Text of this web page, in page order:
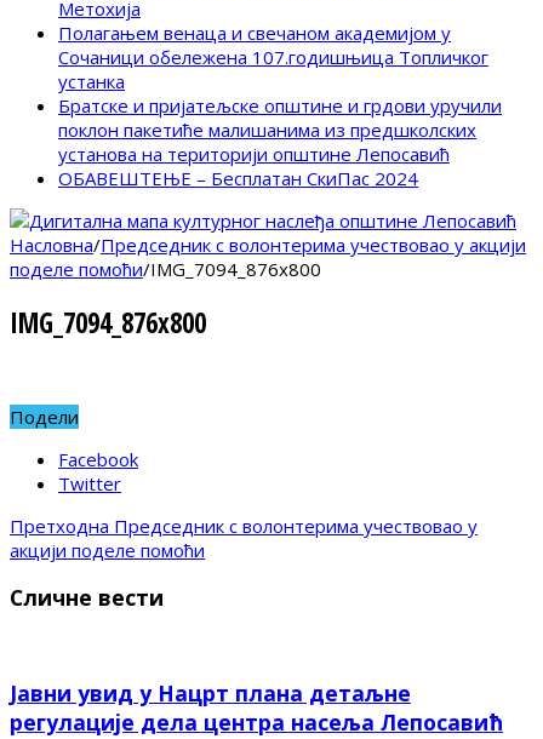
Метохија
Полагањем венаца и свечаном академијом у
Сочаници обележена 107.годишњица Топличког
устанка
Братске и пријатељске општине и грдови уручили
поклон пакетиће малишанима из предшколских
установа на територији општине Лепосавић
ОБАВЕШТЕЊЕ – Бесплатан СкиПас 2024
Насловна/Председник с волонтерима учествовао у акцији
поделе помоћи/IMG_7094_876x800
IMG_7094_876x800
Подели
Facebook
Twitter
Претходна Председник с волонтерима учествовао у
акцији поделе помоћи
Сличне вести
Јавни увид у Нацрт плана детаљне
регулације дела центра насеља Лепосавић